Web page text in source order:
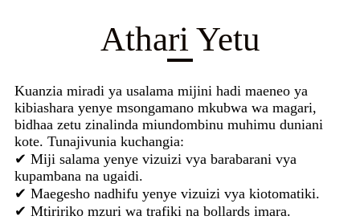
Athari Yetu
Kuanzia miradi ya usalama mijini hadi maeneo ya
kibiashara yenye msongamano mkubwa wa magari,
bidhaa zetu zinalinda miundombinu muhimu duniani
kote. Tunajivunia kuchangia:
✔ Miji salama yenye vizuizi vya barabarani vya
kupambana na ugaidi.
✔ Maegesho nadhifu yenye vizuizi vya kiotomatiki.
✔ Mtiririko mzuri wa trafiki na bollards imara.